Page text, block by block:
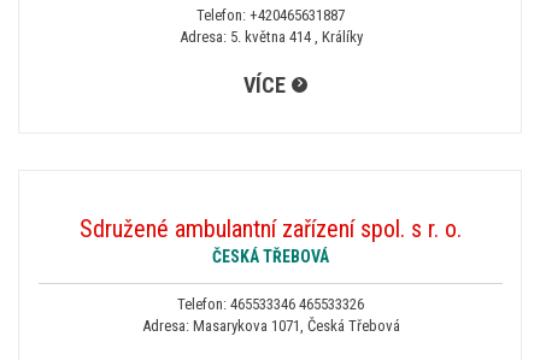
Telefon: +420465631887
Adresa: 5. května 414 , Králíky
VÍCE
Sdružené ambulantní zařízení spol. s r. o.
ČESKÁ TŘEBOVÁ
Telefon: 465533346 465533326
Adresa: Masarykova 1071, Česká Třebová